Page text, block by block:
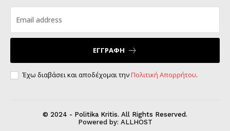
ΕΓΓΡΑΦΗ
Έχω διαβάσει και αποδέχομαι τηνΠολιτική Απορρήτου.
© 2024 - Politika Kritis. All Rights Reserved.
Powered by: ALLHOST